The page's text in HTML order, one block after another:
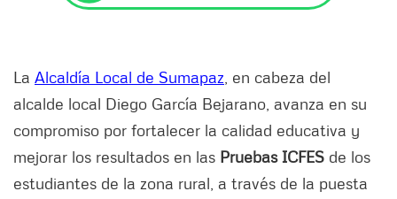
La Alcaldía Local de Sumapaz , en cabeza del
alcalde local Diego García Bejarano, avanza en su
compromiso por fortalecer la calidad educativa y
mejorar los resultados en las Pruebas ICFES de los
estudiantes de la zona rural, a través de la puesta